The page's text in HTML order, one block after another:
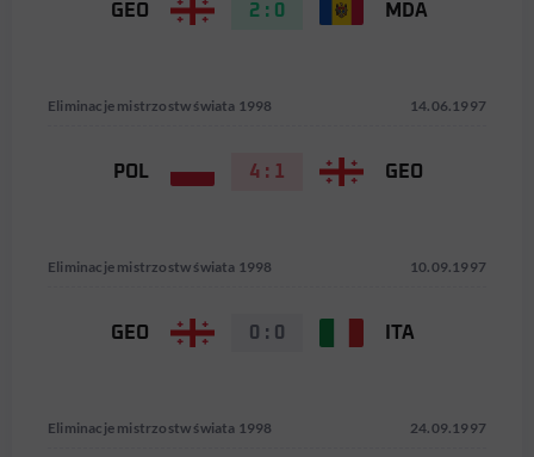
GEO 2 : 0 MDA
Eliminacje mistrzostw świata 1998 14.06.1997
POL 4 : 1 GEO
Eliminacje mistrzostw świata 1998 10.09.1997
GEO 0 : 0 ITA
Eliminacje mistrzostw świata 1998 24.09.1997